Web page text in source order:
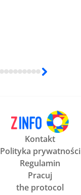
Kontakt
Polityka prywatności
Regulamin
Pracuj
the protocol